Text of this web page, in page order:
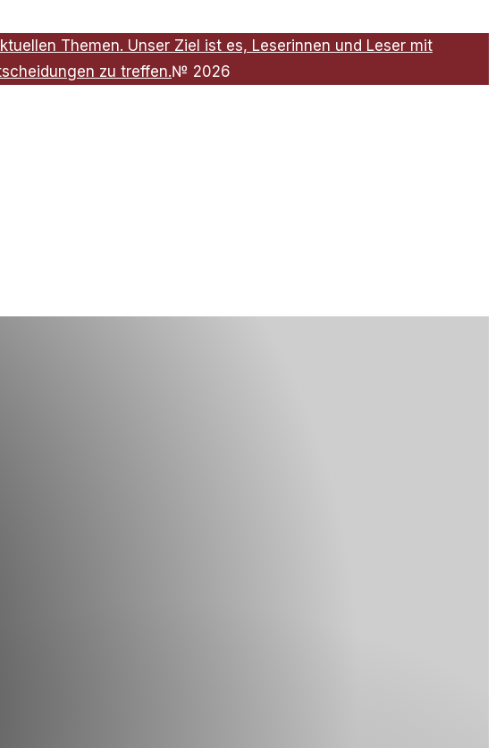
Themen. Unser Ziel ist es, Leserinnen und Leser mit
zu treffen.№ 2026